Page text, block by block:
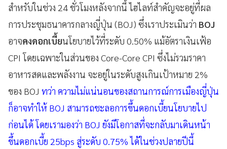
สำหรับในช่วง 24 ชั่วโมงหลังจากนี้ ไฮไลท์สำคัญจะอยู่ที่ผล
การประชุมธนาคารกลางญี่ปุ่น (BOJ) ซึ่งเราประเมินว่า BOJ
อาจคงดอกเบี้ยนโยบายไว้ที่ระดับ 0.50% แม้อัตราเงินเฟ้อ
CPI โดยเฉพาะในส่วนของ Core-Core CPI ซึ่งไม่รวมราคา
อาหารสดและพลังงาน จะอยู่ในระดับสูงเกินเป้าหมาย 2%
ของ BOJ ทว่า ความไม่แน่นอนของสถานการณ์การเมืองญี่ปุ่น
ก็อาจทำให้ BOJ สามารถชะลอการขึ้นดอกเบี้ยนโยบายไป
ก่อนได้ โดยเรามองว่า BOJ ยังมีโอกาสที่จะกลับมาเดินหน้า
ขึ้นดอกเบี้ย 25bps สู่ระดับ 0.75% ได้ในช่วงปลายปีนี้